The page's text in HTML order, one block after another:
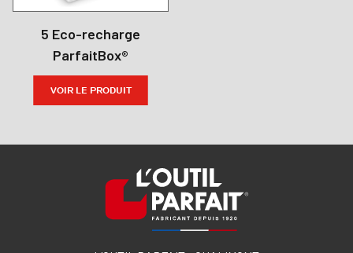
5 Eco-recharge
ParfaitBox®
VOIR LE PRODUIT